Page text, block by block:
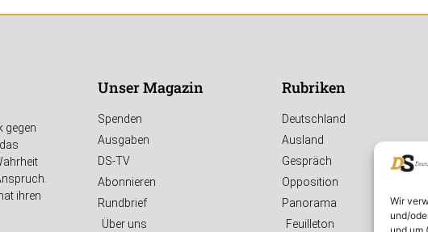
Wir
und/
gegen
ihren
Unser Magazin
Spenden
Ausgaben
DS-TV
Abonnieren
Rundbrief
Über uns
Rubriken
Deutschland
Ausland
Gespräch
Opposition
Panorama
Feuilleton